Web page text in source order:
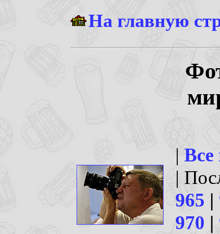
На главную
|
|
965 |
970 |